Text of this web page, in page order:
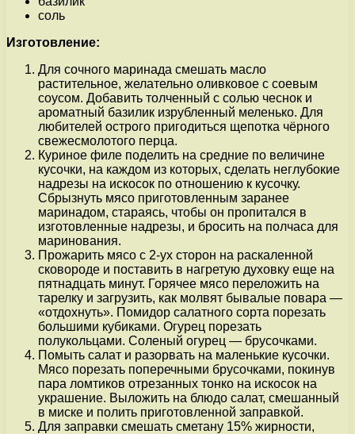
соль
Изготовление:
Для сочного маринада смешать масло
растительное, желательно оливковое с соевым
соусом. Добавить толченный с солью чеснок и
ароматный базилик изрубленный меленько. Для
любителей острого пригодиться щепотка чёрного
свежесмолотого перца.
Куриное филе поделить на средние по величине
кусочки, на каждом из которых, сделать неглубокие
надрезы на искосок по отношению к кусочку.
Сбрызнуть мясо приготовленным заранее
маринадом, стараясь, чтобы он пропитался в
изготовленные надрезы, и бросить на полчаса для
маринования.
Прожарить мясо с 2-ух сторон на раскаленной
сковороде и поставить в нагретую духовку еще на
пятнадцать минут. Горячее мясо переложить на
тарелку и загрузить, как молвят бывалые повара —
«отдохнуть». Помидор салатного сорта порезать
большими кубиками. Огурец порезать
полукольцами. Соленый огурец — брусочками.
Помыть салат и разорвать на маленькие кусочки.
Мясо порезать поперечными брусочками, покинув
пара ломтиков отрезанных тонко на искосок на
украшение. Выложить на блюдо салат, смешанный
в миске и полить приготовленной заправкой.
Для заправки смешать сметану 15% жирности,